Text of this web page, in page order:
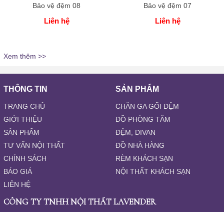
Bảo vệ đệm 08
Liên hệ
Bảo vệ đệm 07
Liên hệ
Xem thêm >>
THÔNG TIN
TRANG CHỦ
GIỚI THIỆU
SẢN PHẨM
TƯ VẤN NỘI THẤT
CHÍNH SÁCH
BÁO GIÁ
LIÊN HỆ
SẢN PHẨM
CHĂN GA GỐI ĐỆM
ĐỒ PHÒNG TẮM
ĐỆM, DIVAN
ĐỒ NHÀ HÀNG
RÈM KHÁCH SẠN
NỘI THẤT KHÁCH SẠN
CÔNG TY TNHH NỘI THẤT LAVENDER